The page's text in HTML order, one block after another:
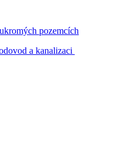
pozemcích
a kanalizaci